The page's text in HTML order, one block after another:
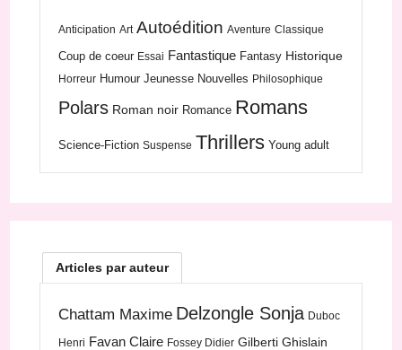
Anticipation Art Autoédition Aventure Classique
Coup de coeur Essai Fantastique Fantasy Historique
Horreur Humour Jeunesse Nouvelles Philosophique
Polars Roman noir Romance Romans
Science-Fiction Suspense Thrillers Young adult
Articles par auteur
Chattam Maxime Delzongle Sonja Duboc
Henri Favan Claire Fossey Didier Gilberti Ghislain